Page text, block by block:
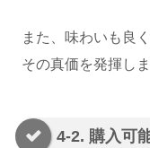
また、味わいも良
その真価を発揮しま
4-2. 購入可